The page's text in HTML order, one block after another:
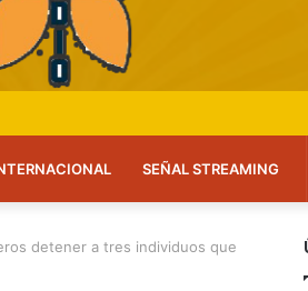
SEÑAL STREAMING
detener a tres individuos que